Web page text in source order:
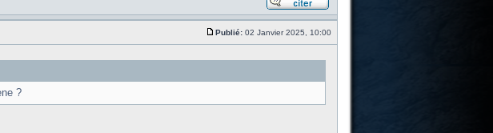
Publié:02 Janvier 2025, 10:00
?